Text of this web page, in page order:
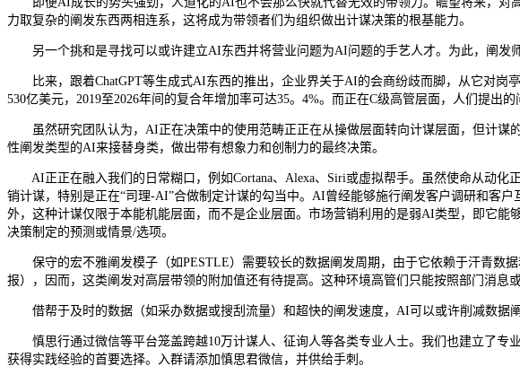
力取复杂的阐发东西两相连系，这将成为带领者们为组织做出计谋决策的根基能力。
另一个挑和是寻找可以或许建立AI东西并将营业问题为AI问题的手艺人才。为此，阐发师
比来，跟着ChatGPT等生成式AI东西的推出，企业界关于AI的会商纷歧而脚，从它对岗
530亿美元，2019至2026年间的复合年增加率可达35。4%。而正在C级高管层面，人们提
虽然研究团队认为，AI正在决策中的使用范畴正正在从操做层面转向计谋层面，但计谋
性阐发类型的AI来接替身类，做出带有想象力和创制力的最终决策。
AI正正在融入我们的日常糊口，例如Cortana、Alexa、Siri或虚拟帮手。虽然使命从动化
销计谋，特别是正在“司理-AI”合做制定计谋的勾当中。AI曾经能够施行阐发客户调研和客
外，这种计谋仅限于本能机能层面，而不是企业层面。市场营销利用的是弱AI类型，即它
决策制定的预测或情景/选项。
保守的宏不雅阐发模子（如PESTLE）需要较长的数据阐发周期，由于它依赖于汗青数
报），因而，这类阐发对高层带领的附加值还有待提高。这种环境高管们只能按照部门消息
借帮于及时的数据（如采办数据或搜刮流量）和超快的阐发速度，AI可以或许削减数据
慎思行通过微信等平台笼盖跨越10万计谋人、征询人等各类专业人士。我们也建立了专
获得实践经验的首要选择。入群请添加慎思君微信，并供给手刺。